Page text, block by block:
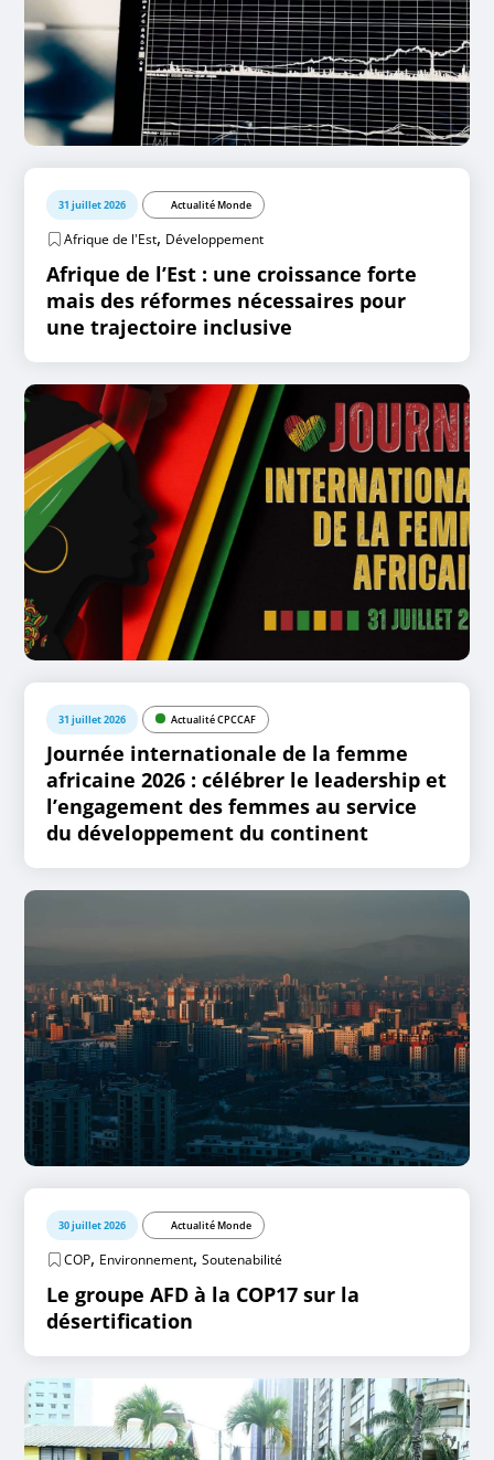
31 juillet 2026 Actualité Monde
Afrique de l'Est, Développement
Afrique de l’Est : une croissance forte
mais des réformes nécessaires pour
une trajectoire inclusive
31 juillet 2026 Actualité CPCCAF
Journée internationale de la femme
africaine 2026 : célébrer le leadership et
l’engagement des femmes au service
du développement du continent
30 juillet 2026 Actualité Monde
COP, Environnement,Soutenabilité
Le groupe AFD à la COP17 sur la
désertification